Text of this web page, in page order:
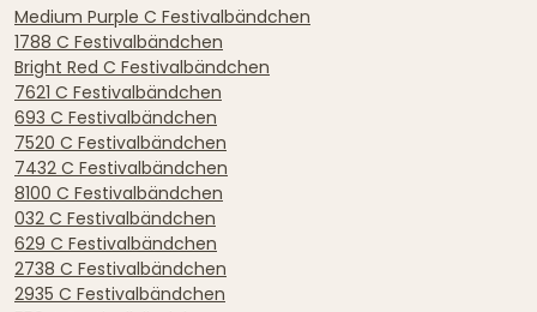
Medium Purple C Festivalbändchen
1788 C Festivalbändchen
Bright Red C Festivalbändchen
7621 C Festivalbändchen
693 C Festivalbändchen
7520 C Festivalbändchen
7432 C Festivalbändchen
8100 C Festivalbändchen
032 C Festivalbändchen
629 C Festivalbändchen
2738 C Festivalbändchen
2935 C Festivalbändchen